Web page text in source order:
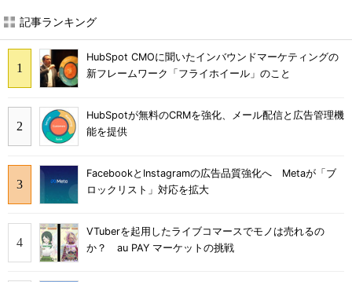
記事ランキング
HubSpot CMOに聞いたインバウンドマーケティングの
新フレームワーク「フライホイール」のこと
HubSpotが無料のCRMを強化、メール配信と広告管理機
能を提供
FacebookとInstagramの広告品質強化へ Metaが「ブ
ロックリスト」対応を拡大
VTuberを起用したライブコマースでモノは売れるの
か？ au PAY マーケットの挑戦